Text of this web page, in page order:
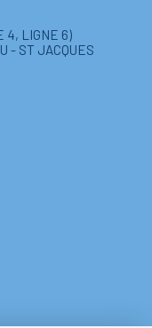
4, LIGNE 6)
- ST JACQUES